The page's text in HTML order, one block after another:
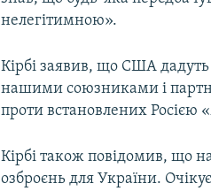
нелегітимною».
Кірбі заявив, що США дадуть
нашими союзниками і
проти встановлених Росією
Кірбі також повідомив, що
озброєнь для України.